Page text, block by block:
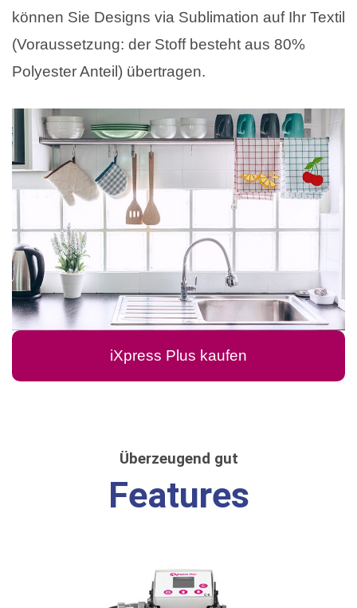
können Sie Designs via Sublimation auf Ihr Textil
(Voraussetzung: der Stoff besteht aus 80%
Polyester Anteil) übertragen.
iXpress Plus kaufen
Überzeugend gut
Features